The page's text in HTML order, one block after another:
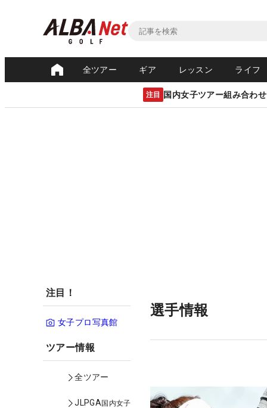
全ツアー ギア レッスン ライフ
注目 国内女子ツアー組み合わせ
注目！
女子プロ写真館
ツアー情報
全ツアー
JLPGA国内女子
選手情報